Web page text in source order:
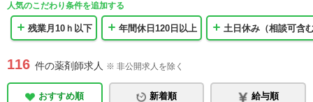
人気のこだわり条件を追加する
残業月10ｈ以下 年間休日120日以上 土日休み（相談可含
116 件の薬剤師求人 ※ 非公開求人を除く
おすすめ順 新着順 給与順